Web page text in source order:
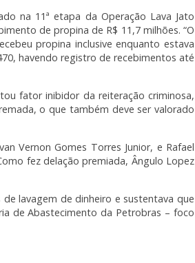
na 11ª etapa da Operação Lava Jato
de propina de R$ 11,7 milhões. “O
propina inclusive enquanto estava
havendo registro de recebimentos até
fator inibidor da reiteração criminosa,
o que também deve ser valorado
Vernon Gomes Torres Junior, e Rafael
fez delação premiada, Ângulo Lopez
lavagem de dinheiro e sustentava que
de Abastecimento da Petrobras – foco